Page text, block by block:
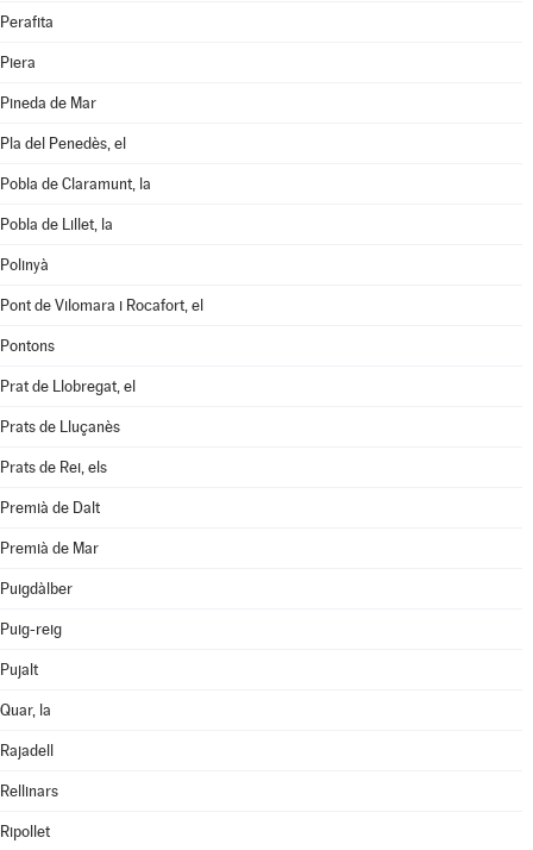
Perafita
Piera
Pineda de Mar
Pla del Penedès, el
Pobla de Claramunt, la
Pobla de Lillet, la
Polinyà
Pont de Vilomara i Rocafort, el
Pontons
Prat de Llobregat, el
Prats de Lluçanès
Prats de Rei, els
Premià de Dalt
Premià de Mar
Puigdàlber
Puig-reig
Pujalt
Quar, la
Rajadell
Rellinars
Ripollet